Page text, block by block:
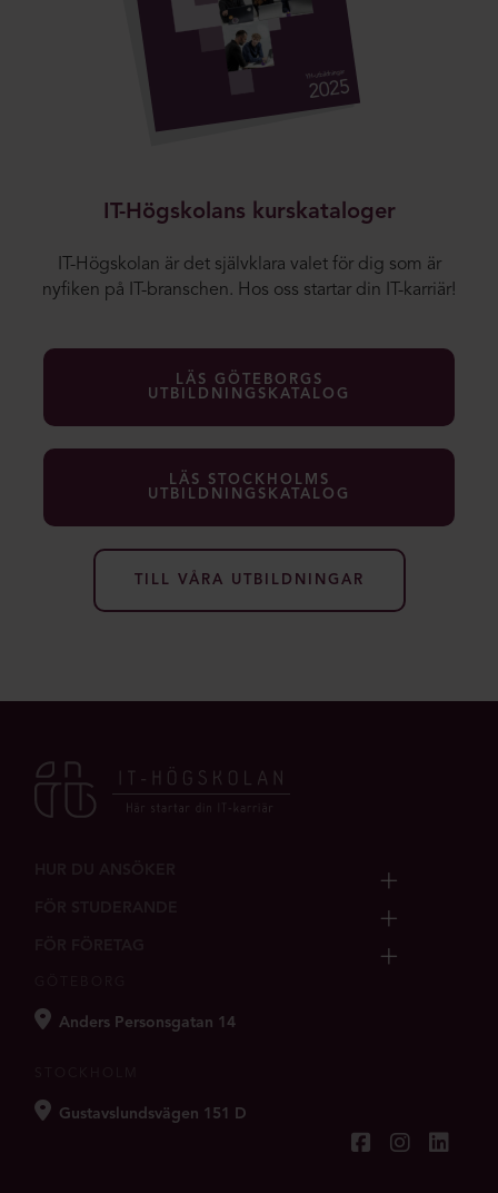
IT-Högskolans kurskataloger
IT-Högskolan är det självklara valet för dig som är
nyfiken på IT-branschen. Hos oss startar din IT-karriär!
LÄS GÖTEBORGS
UTBILDNINGSKATALOG
LÄS STOCKHOLMS
UTBILDNINGSKATALOG
TILL VÅRA UTBILDNINGAR
Anders Personsgatan 14
Gustavslundsvägen 151 D